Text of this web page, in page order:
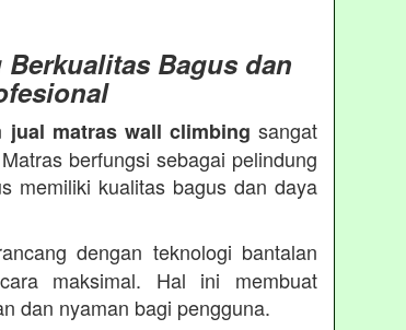
Bagus dan
jual matras wall climbing sangat
berfungsi sebagai pelindung
memiliki kualitas bagus dan daya
dengan teknologi bantalan
maksimal. Hal ini membuat
dan nyaman bagi pengguna.